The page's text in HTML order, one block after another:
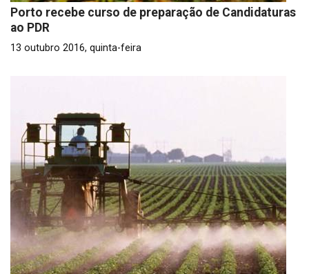
Porto recebe curso de preparação de Candidaturas
ao PDR
13 outubro 2016, quinta-feira